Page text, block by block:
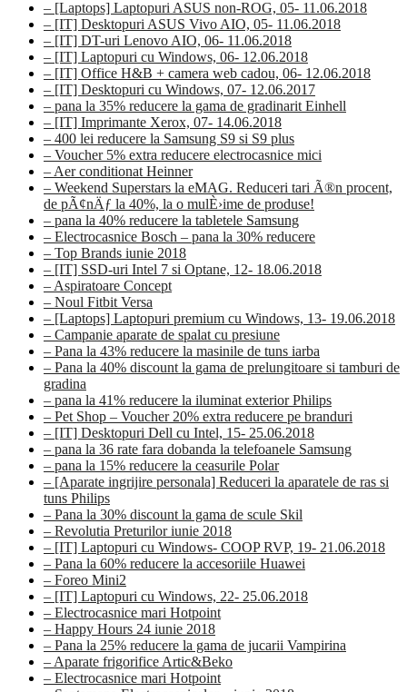
– [Laptops] Laptopuri ASUS non-ROG, 05- 11.06.2018
– [IT] Desktopuri ASUS Vivo AIO, 05- 11.06.2018
– [IT] DT-uri Lenovo AIO, 06- 11.06.2018
– [IT] Laptopuri cu Windows, 06- 12.06.2018
– [IT] Office H&B + camera web cadou, 06- 12.06.2018
– [IT] Desktopuri cu Windows, 07- 12.06.2017
– pana la 35% reducere la gama de gradinarit Einhell
– [IT] Imprimante Xerox, 07- 14.06.2018
– 400 lei reducere la Samsung S9 si S9 plus
– Voucher 5% extra reducere electrocasnice mici
– Aer conditionat Heinner
– Weekend Superstars la eMAG. Reduceri tari Ã®n procent,
de pÃ¢nÄƒ la 40%, la o mulÈ›ime de produse!
– pana la 40% reducere la tabletele Samsung
– Electrocasnice Bosch – pana la 30% reducere
– Top Brands iunie 2018
– [IT] SSD-uri Intel 7 si Optane, 12- 18.06.2018
– Aspiratoare Concept
– Noul Fitbit Versa
– [Laptops] Laptopuri premium cu Windows, 13- 19.06.2018
– Campanie aparate de spalat cu presiune
– Pana la 43% reducere la masinile de tuns iarba
– Pana la 40% discount la gama de prelungitoare si tamburi de
gradina
– pana la 41% reducere la iluminat exterior Philips
– Pet Shop – Voucher 20% extra reducere pe branduri
– [IT] Desktopuri Dell cu Intel, 15- 25.06.2018
– pana la 36 rate fara dobanda la telefoanele Samsung
– pana la 15% reducere la ceasurile Polar
– [Aparate ingrijire personala] Reduceri la aparatele de ras si
tuns Philips
– Pana la 30% discount la gama de scule Skil
– Revolutia Preturilor iunie 2018
– [IT] Laptopuri cu Windows- COOP RVP, 19- 21.06.2018
– Pana la 60% reducere la accesoriile Huawei
– Foreo Mini2
– [IT] Laptopuri cu Windows, 22- 25.06.2018
– Electrocasnice mari Hotpoint
– Happy Hours 24 iunie 2018
– Pana la 25% reducere la gama de jucarii Vampirina
– Aparate frigorifice Artic&Beko
– Electrocasnice mari Hotpoint